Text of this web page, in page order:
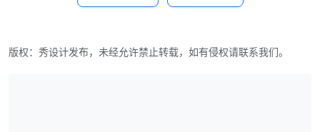
版权：秀设计发布，未经允许禁止转载，如有侵权请联系我们。